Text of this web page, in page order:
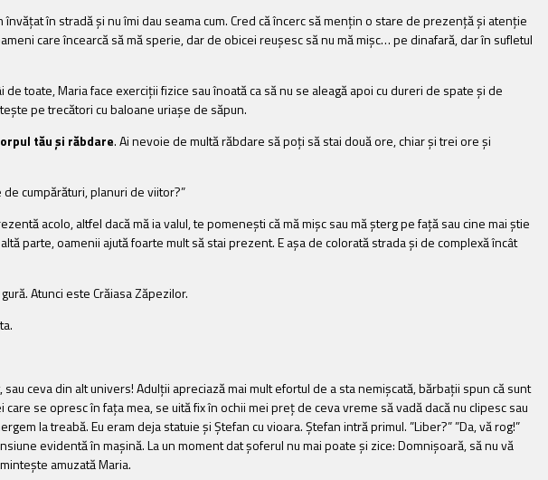
în stradă și nu îmi dau seama cum. Cred că încerc să mențin o stare de prezență și atenție
care încearcă să mă sperie, dar de obicei reușesc să nu mă mișc… pe dinafară, dar în sufletul
toate, Maria face exerciții fizice sau înoată ca să nu se aleagă apoi cu dureri de spate și de
pe trecători cu baloane uriașe de săpun.
tău și răbdare. Ai nevoie de multă răbdare să poți să stai două ore, chiar și trei ore și
cumpărături, planuri de viitor?”
acolo, altfel dacă mă ia valul, te pomenești că mă mișc sau mă șterg pe față sau cine mai știe
parte, oamenii ajută foarte mult să stai prezent. E așa de colorată strada și de complexă încât
Atunci este Crăiasa Zăpezilor.
ceva din alt univers! Adulții apreciază mai mult efortul de a sta nemișcată, bărbații spun că sunt
se opresc în fața mea, se uită fix în ochii mei preț de ceva vreme să vadă dacă nu clipesc sau
la treabă. Eu eram deja statuie și Ștefan cu vioara. Ștefan intră primul. ”Liber?” ”Da, vă rog!”
evidentă în mașină. La un moment dat șoferul nu mai poate și zice: Domnișoară, să nu vă
amuzată Maria.